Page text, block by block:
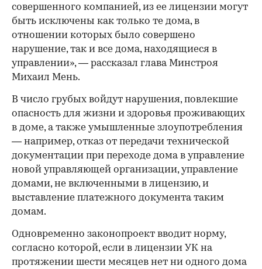
совершенного компанией, из ее лицензии могут
быть исключены как только те дома, в
отношении которых было совершено
нарушение, так и все дома, находящиеся в
управлении», — рассказал глава Минстроя
Михаил Мень.
В число грубых войдут нарушения, повлекшие
опасность для жизни и здоровья проживающих
в доме, а также умышленные злоупотребления
— например, отказ от передачи технической
документации при переходе дома в управление
новой управляющей организации, управление
домами, не включенными в лицензию, и
выставление платежного документа таким
домам.
Одновременно законопроект вводит норму,
согласно которой, если в лицензии УК на
протяжении шести месяцев нет ни одного дома